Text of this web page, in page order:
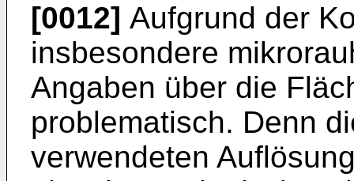
[0012] Aufgrund der
insbesondere
Angaben über die
problematisch. Denn
verwendeten